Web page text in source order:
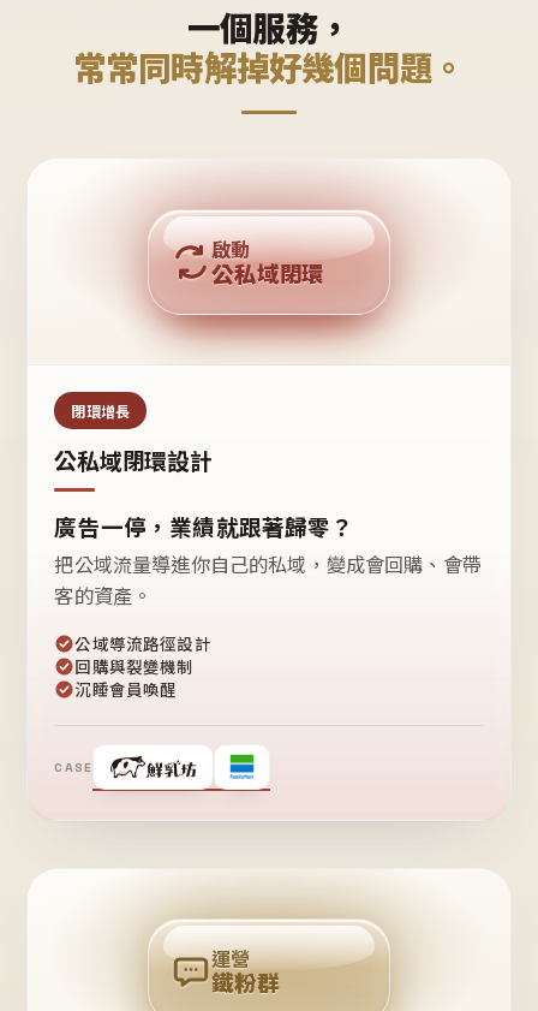
一個服務，
常常同時解掉好幾個問題。
公域流量
私域鐵粉
回購複利
啟動
公私域閉環
閉環增長
公私域閉環設計
廣告一停，業績就跟著歸零？
把公域流量導進你自己的私域，變成會回購、會帶
客的資產。
公域導流路徑設計
回購與裂變機制
沉睡會員喚醒
CASE
❤
粉
回
購
運營
鐵粉群